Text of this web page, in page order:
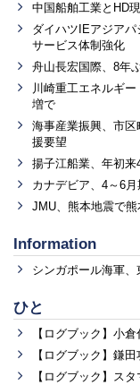
中国船舶工業とHD
ダイハツIEアジアパ
サービス体制強化
舟山長宏国際、8年
川崎重工エネルギ
増で
海事産業振興、市
援要望
揚子江船業、年初来
カナデビア、4～6
JMU、熊本地震で
Information
シンガポール海軍
ひと
【ログブック】小
【ログブック】鎌
【ログブック】ス